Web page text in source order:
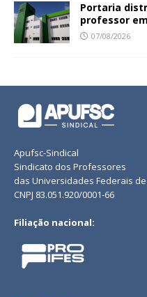
Portaria
professor
07/08/2026
Apufsc-Sindical
Sindicato dos Professores
das Universidades Federais
CNPJ 83.051.920/0001-66
Filiação nacional: